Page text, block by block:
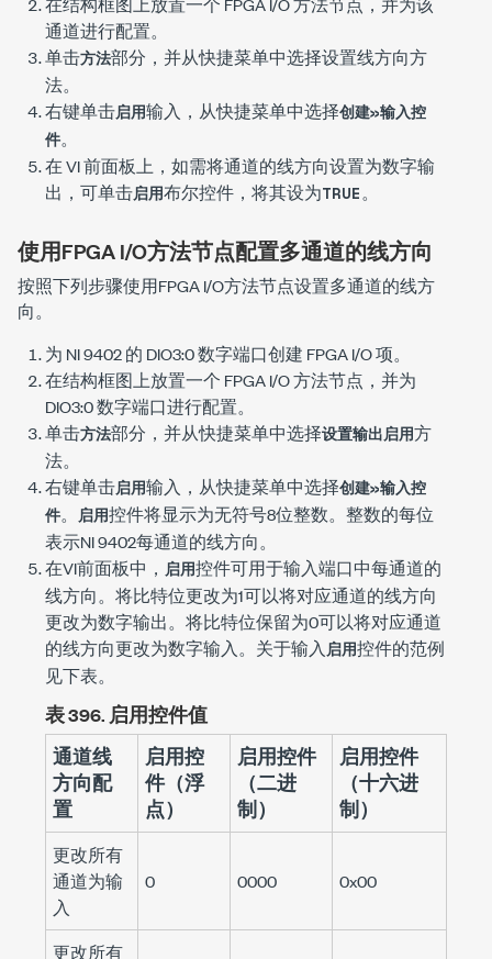
通道进行配置。
单击方法部分，并从快捷菜单中选择设置线方向方
法。
右键单击启用输入，从快捷菜单中选择创建»输入控
件。
在 VI 前面板上，如需将通道的线方向设置为数字输
出，可单击启用布尔控件，将其设为TRUE。
使用FPGA I/O方法节点配置多通道的线方向
按照下列步骤使用FPGA I/O方法节点设置多通道的线方
向。
为 NI 9402 的 DIO3:0 数字端口创建 FPGA I/O 项。
在结构框图上放置一个 FPGA I/O 方法节点，并为
DIO3:0 数字端口进行配置。
单击方法部分，并从快捷菜单中选择设置输出启用方
法。
右键单击启用输入，从快捷菜单中选择创建»输入控
件。 启用控件将显示为无符号8位整数。整数的每位
表示NI 9402每通道的线方向。
在VI前面板中， 启用控件可用于输入端口中每通道的
线方向。将比特位更改为1可以将对应通道的线方向
更改为数字输出。将比特位保留为0可以将对应通道
的线方向更改为数字输入。关于输入启用控件的范例
见下表。
表 396. 启用控件值
通道线
方向配
置
启用控
件（浮
点）
启用控件
（二进
制）
启用控件
（十六进
制）
更改所有
通道为输
入
0 0000 0x00
更改所有